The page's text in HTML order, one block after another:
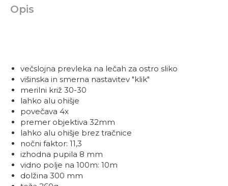
Opis
večslojna prevleka na lečah za ostro sliko
višinska in smerna nastavitev "klik"
merilni križ 30-30
lahko alu ohišje
povečava 4x
premer objektiva 32mm
lahko alu ohišje brez tračnice
nočni faktor: 11,3
izhodna pupila 8 mm
vidno polje na 100m: 10m
dolžina 300 mm